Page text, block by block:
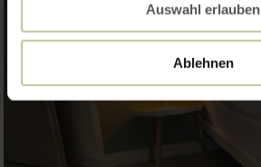
Auswahl erlauben
Ablehnen